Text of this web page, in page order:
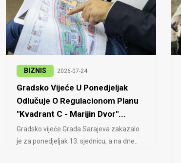
BIZNIS 2026-07-24
Gradsko Vijeće U Ponedjeljak
Odlučuje O Regulacionom Planu
"Kvadrant C - Marijin Dvor"...
Gradsko vijeće Grada Sarajeva zakazalo
je za ponedjeljak 13. sjednicu, a na dne..